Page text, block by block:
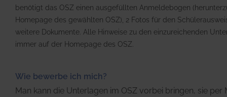
benötigt das OSZ einen ausgefüllten Anmeldebogen
Homepage des gewählten OSZ), 2 Fotos für den
weitere Dokumente. Alle Hinweise zu den einzureichenden
immer auf der Homepage des OSZ.
Wie bewerbe ich mich?
Man kann die Unterlagen im OSZ vorbei bringen, sie per